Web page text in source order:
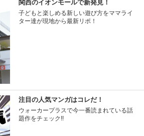
関西のイオンモールで新発見！
子どもと楽しめる新しい遊び方をママライ
ター達が現地から最新リポ！
注目の人気マンガはコレだ！
ウォーカープラスで今一番読まれている話
題作をチェック!!